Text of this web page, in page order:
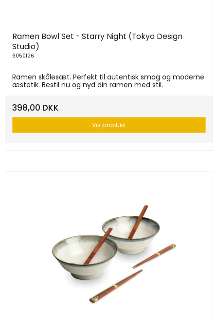
Ramen Bowl Set - Starry Night (Tokyo Design
Studio)
6050126
Ramen skålesæt. Perfekt til autentisk smag og moderne
æstetik. Bestil nu og nyd din ramen med stil.
398,00 DKK
Vis produkt